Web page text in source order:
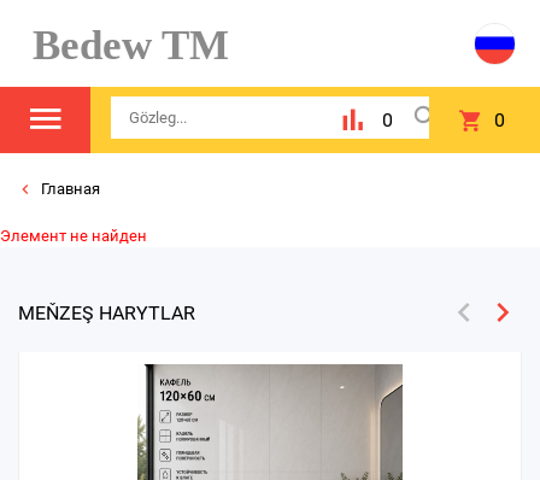
Bedew TM
0 0
Главная
Элемент не найден
MEŇZEŞ HARYTLAR